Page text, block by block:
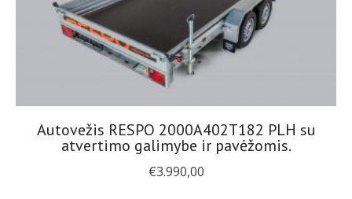
Autovežis RESPO 2000A402T182 PLH su
atvertimo galimybe ir pavėžomis.
€3.990,00